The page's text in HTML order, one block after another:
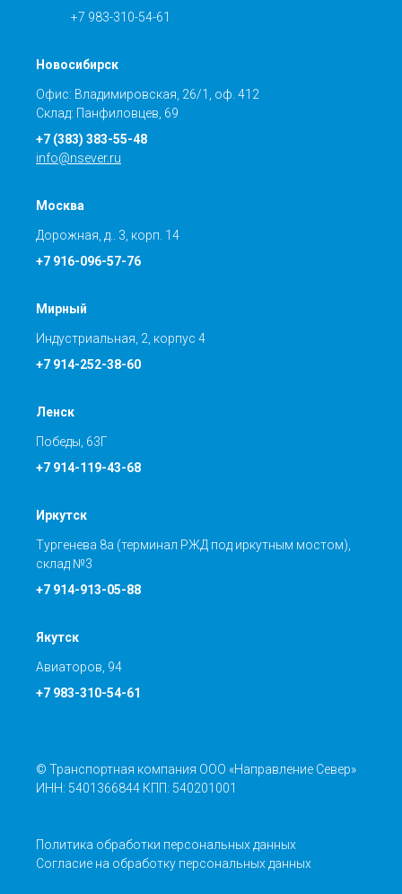
+7 983-310-54-61
Новосибирск
Офис: Владимировская, 26/1, оф. 412
Склад: Панфиловцев, 69
+7 (383) 383-55-48
info@nsever.ru
Москва
Дорожная, д.. 3, корп. 14
+7 916-096-57-76
Мирный
Индустриальная, 2, корпус 4
+7 914-252-38-60
Ленск
Победы, 63Г
+7 914-119-43-68
Иркутск
Тургенева 8а (терминал РЖД под иркутным мостом),
склад №3
+7 914-913-05-88
Якутск
Авиаторов, 94
+7 983-310-54-61
© Транспортная компания ООО «Направление Север»
ИНН: 5401366844 КПП: 540201001
Политика обработки персональных данных
Согласие на обработку персональных данных